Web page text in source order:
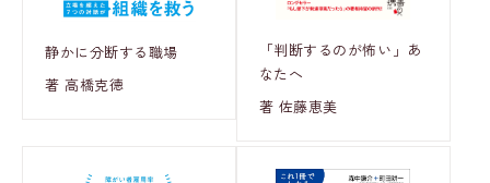
静かに分断する職場
著 高橋克徳
「判断するのが怖い」あ
なたへ
著 佐藤恵美